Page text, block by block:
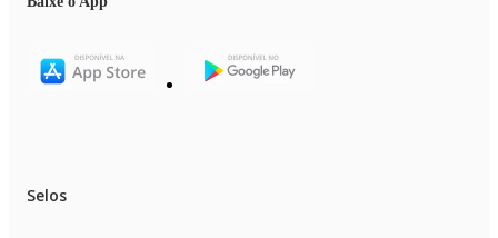
Selos